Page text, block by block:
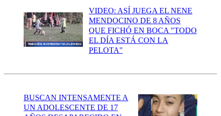
VIDEO: ASÍ JUEGA EL NENE
MENDOCINO DE 8 AÑOS
QUE FICHÓ EN BOCA "TODO
EL DÍA ESTÁ CON LA
PELOTA"
BUSCAN INTENSAMENTE A
UN ADOLESCENTE DE 17